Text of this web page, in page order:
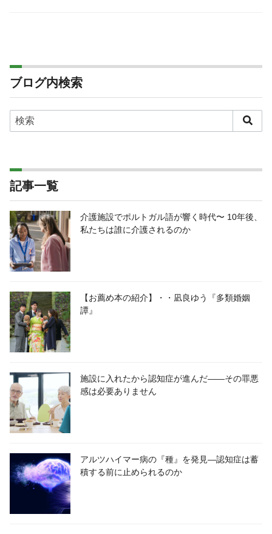
ブログ内検索
記事一覧
介護施設でポルトガル語が響く時代〜 10年後、
私たちは誰に介護されるのか
【お薦め本の紹介】・・凪良ゆう『多類婚姻
譚』
施設に入れたから認知症が進んだ――その罪悪
感は必要ありません
アルツハイマー病の『種』を発見―認知症は蓄
積する前に止められるのか